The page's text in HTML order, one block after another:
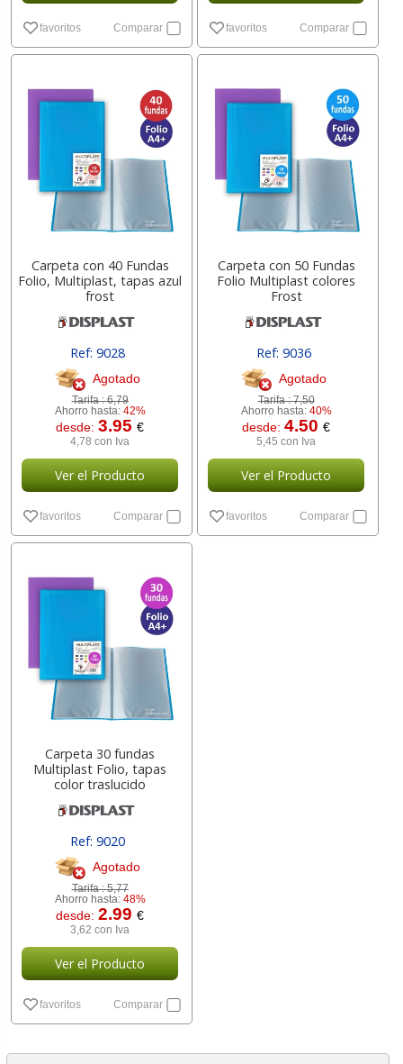
favoritos Comparar favoritos Comparar
Carpeta con 40 Fundas
Folio, Multiplast, tapas azul
frost
Ref: 9028
Agotado
Tarifa :6,79
Ahorro hasta: 42%
desde:3.95€
4,78 con Iva
Ver el Producto
favoritos Comparar
Carpeta con 50 Fundas
Folio Multiplast colores
Frost
Ref: 9036
Agotado
Tarifa :7,50
Ahorro hasta: 40%
desde:4.50€
5,45 con Iva
Ver el Producto
favoritos Comparar
Carpeta 30 fundas
Multiplast Folio, tapas
color traslucido
Ref: 9020
Agotado
Tarifa :5,77
Ahorro hasta: 48%
desde:2.99€
3,62 con Iva
Ver el Producto
favoritos Comparar